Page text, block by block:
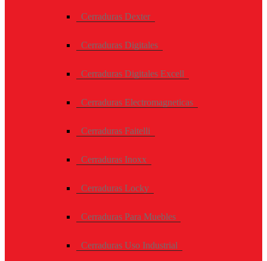
Cerraduras Dexter
Cerraduras Digitales
Cerraduras Digitales Excell
Cerraduras Electromagneticas
Cerraduras Faitelli
Cerraduras Inoxx
Cerraduras Locky
Cerraduras Para Muebles
Cerraduras Uso Industrial